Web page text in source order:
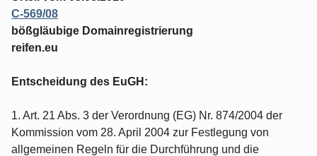
C‑569/08
bößgläubige Domainregistrierung
reifen.eu
Entscheidung des EuGH:
1. Art. 21 Abs. 3 der Verordnung (EG) Nr. 874/2004 der
Kommission vom 28. April 2004 zur Festlegung von
allgemeinen Regeln für die Durchführung und die